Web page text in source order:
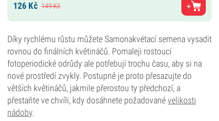
126 Kč 149Kč
Díky rychlému růstu můžete Samonakvétací semena vysadit
rovnou do finálních květináčů. Pomaleji rostoucí
fotoperiodické odrůdy ale potřebují trochu času, aby si na
nové prostředí zvykly. Postupně je proto přesazujte do
větších květináčů, jakmile přerostou ty předchozí, a
přestaňte ve chvíli, kdy dosáhnete požadovanévelikosti
nádoby.